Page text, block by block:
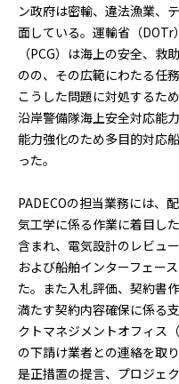
ン政府は密輸、違法漁業、
面している。運輸省（
（PCG）は海上の安全、
のの、その広範にわたる任
こうした問題に対処するた
沿岸警備隊海上安全対応能
能力強化のため多目的対応
った。
PADECOの担当業務には、
気工学に係る作業に着目し
含まれ、電気設計のレビュ
および船舶インターフェー
た。また入札評価、契約書
満たす契約内容確保に係る
クトマネジメントオフィス
の下請け業者との連絡を取
是正措置の提言、プロジェ